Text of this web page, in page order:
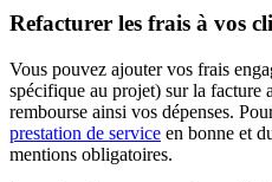
Refacturer les frais à vos
Vous pouvez ajouter vos frais
spécifique au projet) sur la facture
rembourse ainsi vos dépenses.
prestation de service en bonne et
mentions obligatoires.